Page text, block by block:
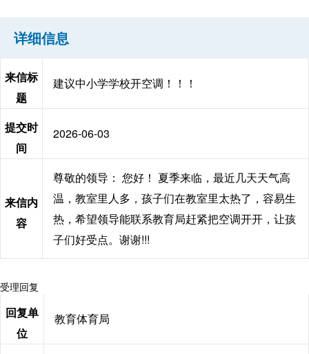
详细信息
来信标
题
建议中小学学校开空调！！！
提交时
间
2026-06-03
来信内
容
尊敬的领导： 您好！ 夏季来临，最近几天天气高
温，教室里人多，孩子们在教室里太热了，容易生
热，希望领导能联系教育局赶紧把空调开开，让孩
子们好受点。谢谢!!!
受理回复
回复单
位
教育体育局